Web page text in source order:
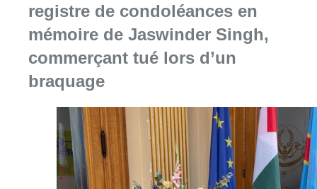
registre de condoléances en
mémoire de Jaswinder Singh,
commerçant tué lors d’un
braquage